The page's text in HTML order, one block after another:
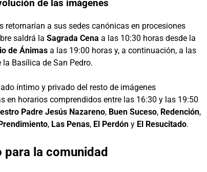
de las imágenes
retornarían a sus sedes canónicas en procesiones
saldrá la Sagrada Cena a las 10:30 horas desde la
de Ánimas a las 19:00 horas y, a continuación, a las
la Basílica de San Pedro.
íntimo y privado del resto de imágenes
en horarios comprendidos entre las 16:30 y las 19:50
Padre Jesús Nazareno, Buen Suceso, Redención,
, Las Penas, El Perdón y El Resucitado.
la comunidad